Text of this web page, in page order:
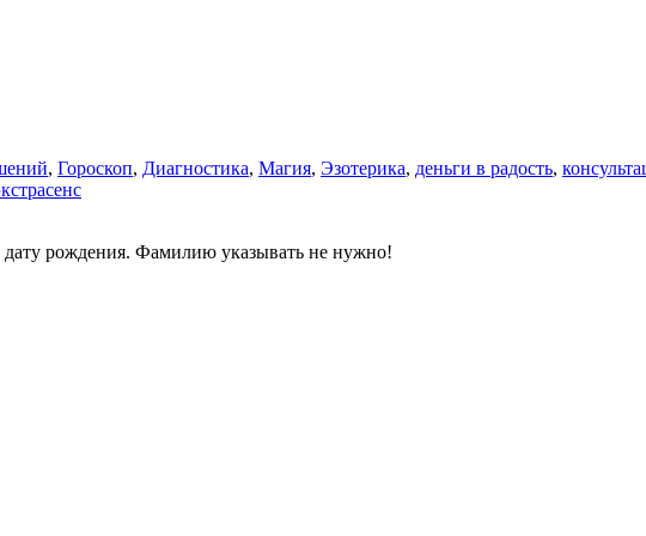
, Гороскоп, Диагностика, Магия, Эзотерика, деньги в радость,
дату рождения. Фамилию указывать не нужно!